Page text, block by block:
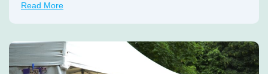
Read More